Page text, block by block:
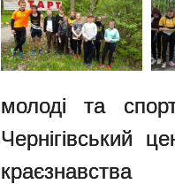
молоді та
Чернігівський
краєзнавства